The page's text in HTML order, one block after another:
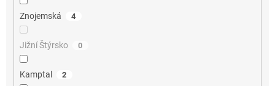
Znojemská 4
Jižní Štýrsko 0
Kamptal 2